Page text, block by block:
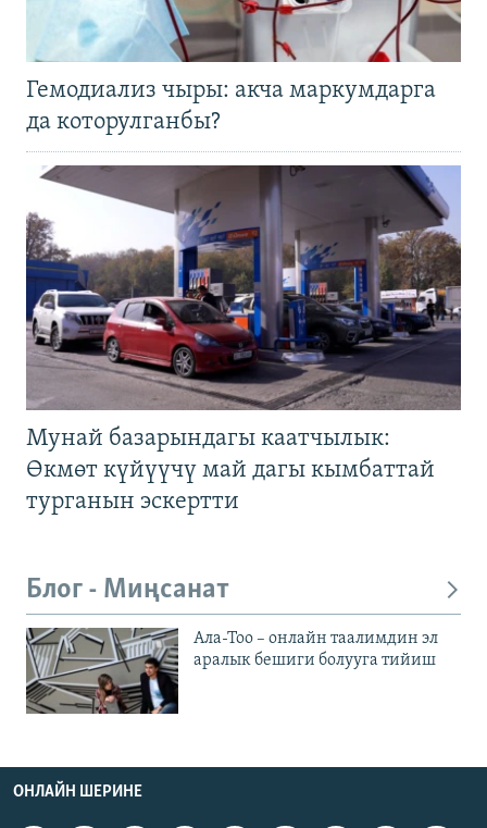
Гемодиализ чыры: акча маркумдарга
да которулганбы?
Мунай базарындагы каатчылык:
Өкмөт күйүүчү май дагы кымбаттай
турганын эскертти
Блог - Миңсанат
Ала-Тоо – онлайн таалимдин эл
аралык бешиги болууга тийиш
ОНЛАЙН ШЕРИНЕ